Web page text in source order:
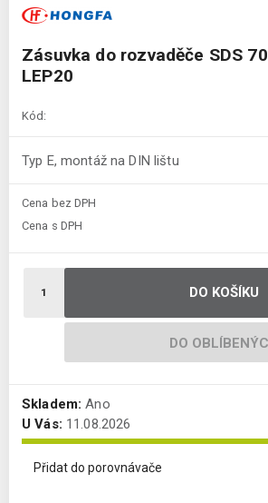
Zásuvka do rozvaděče SDS
LEP20
Kód:
Typ E, montáž na DIN lištu
Cena bez DPH
Cena s DPH
DO KOŠÍKU
DO
Skladem: Ano
U Vás: 11.08.2026
Přidat do porovnávače